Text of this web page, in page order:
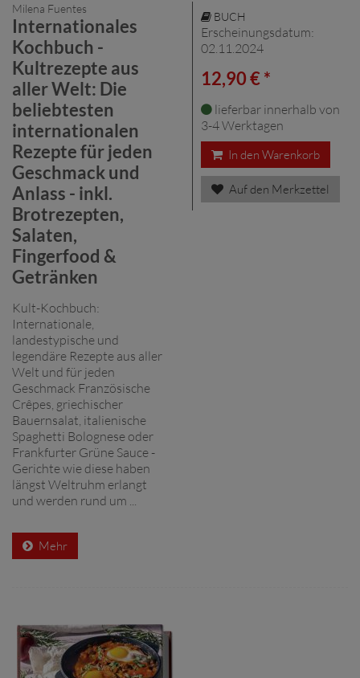
Milena Fuentes
Internationales
Kochbuch -
Kultrezepte aus
aller Welt: Die
beliebtesten
internationalen
Rezepte für jeden
Geschmack und
Anlass - inkl.
Brotrezepten,
Salaten,
Fingerfood &
Getränken
Kult-Kochbuch:
Internationale,
landestypische und
legendäre Rezepte aus aller
Welt und für jeden
Geschmack Französische
Crêpes, griechischer
Bauernsalat, italienische
Spaghetti Bolognese oder
Frankfurter Grüne Sauce -
Gerichte wie diese haben
längst Weltruhm erlangt
und werden rund um ...
Mehr
BUCH
Erscheinungsdatum:
02.11.2024
12,90 € *
lieferbar innerhalb von
3-4 Werktagen
In den Warenkorb
Auf den Merkzettel